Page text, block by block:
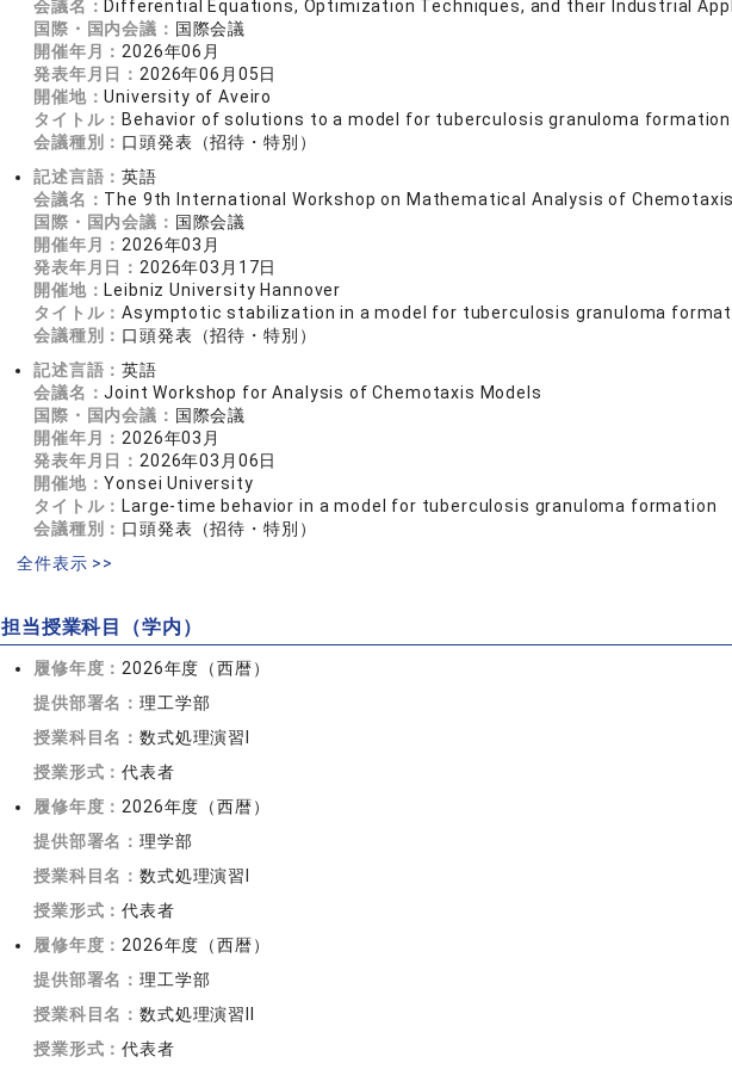
会議名： Differential Equations, Optimization Techniques, and their Industrial
国際・国内会議： 国際会議
開催年月： 2026年06月
発表年月日： 2026年06月05日
開催地：University of Aveiro
タイトル： Behavior of solutions to a model for tuberculosis granuloma formation
会議種別： 口頭発表（招待・特別）
記述言語：英語
会議名： The 9th International Workshop on Mathematical Analysis of Chemotaxis
国際・国内会議： 国際会議
開催年月： 2026年03月
発表年月日： 2026年03月17日
開催地： Leibniz University Hannover
タイトル：Asymptotic stabilization in a model for tuberculosis granuloma
会議種別： 口頭発表（招待・特別）
記述言語：英語
会議名：Joint Workshop for Analysis of Chemotaxis Models
国際・国内会議： 国際会議
開催年月： 2026年03月
発表年月日： 2026年03月06日
開催地：Yonsei University
タイトル： Large-time behavior in a model for tuberculosis granuloma formation
会議種別： 口頭発表（招待・特別）
全件表示 >>
担当授業科目（学内）
履修年度： 2026年度（西暦）
提供部署名：理工学部
授業科目名：数式処理演習I
授業形式：代表者
履修年度： 2026年度（西暦）
提供部署名：理学部
授業科目名：数式処理演習I
授業形式：代表者
履修年度： 2026年度（西暦）
提供部署名：理工学部
授業科目名：数式処理演習II
授業形式：代表者